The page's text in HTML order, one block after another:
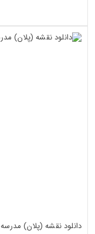
دانلود نقشه (پلان) مدرسه18کلاس(کد3052)